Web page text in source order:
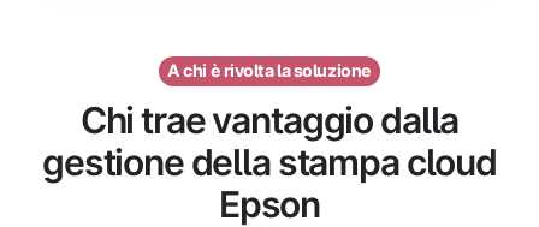
A chi è rivolta la soluzione
Chi trae vantaggio dalla
gestione della stampa cloud
Epson